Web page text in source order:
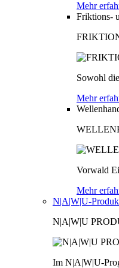
Mehr
Friktions-
Sowohl
Mehr
Vorwald
Mehr
N|A|W|U-
N|A|W|U
Im N|A|W|U-